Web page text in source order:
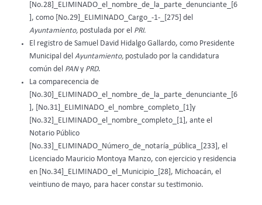
[No.28]_ELIMINADO_el_nombre_de_la_parte_denunciante_[6
], como [No.29]_ELIMINADO_Cargo_-1-_[275] del
Ayuntamiento, postulada por el PRI.
El registro de Samuel David Hidalgo Gallardo, como Presidente
Municipal del Ayuntamiento, postulado por la candidatura
común del PANy PRD.
La comparecencia de
[No.30]_ELIMINADO_el_nombre_de_la_parte_denunciante_[6
], [No.31]_ELIMINADO_el_nombre_completo_[1]y
[No.32]_ELIMINADO_el_nombre_completo_[1], ante el
Notario Público
[No.33]_ELIMINADO_Número_de_notaría_pública_[233], el
Licenciado Mauricio Montoya Manzo, con ejercicio y residencia
en [No.34]_ELIMINADO_el_Municipio_[28], Michoacán, el
veintiuno de mayo, para hacer constar su testimonio.